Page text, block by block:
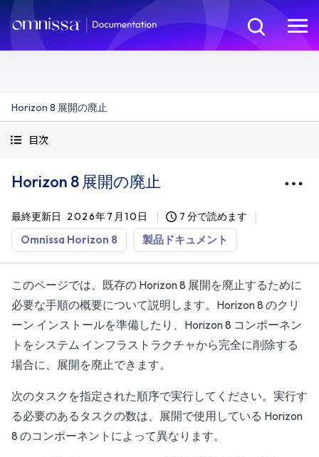
Horizon 8 展開の廃止
目次
Horizon 8 展開の廃止
最終更新日 2026年7月10日 7 分で読めます
Omnissa Horizon 8 製品ドキュメント
このページでは、既存の Horizon 8 展開を廃止するために
必要な手順の概要について説明します。Horizon 8 のクリ
ーン インストールを準備したり、Horizon 8 コンポーネン
トをシステム インフラストラクチャから完全に削除する
場合に、展開を廃止できます。
次のタスクを指定された順序で実行してください。実行す
る必要のあるタスクの数は、展開で使用している Horizon
8 のコンポーネントによって異なります。